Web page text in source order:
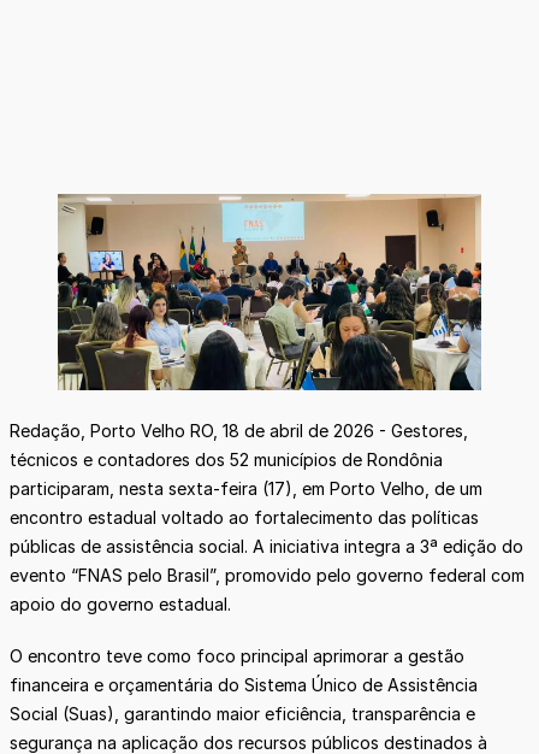
Redação, Porto Velho RO, 18 de abril de 2026 - Gestores,
técnicos e contadores dos 52 municípios de Rondônia
participaram, nesta sexta-feira (17), em Porto Velho, de um
encontro estadual voltado ao fortalecimento das políticas
públicas de assistência social. A iniciativa integra a 3ª edição do
evento “FNAS pelo Brasil”, promovido pelo governo federal com
apoio do governo estadual.
O encontro teve como foco principal aprimorar a gestão
financeira e orçamentária do Sistema Único de Assistência
Social (Suas), garantindo maior eficiência, transparência e
segurança na aplicação dos recursos públicos destinados à